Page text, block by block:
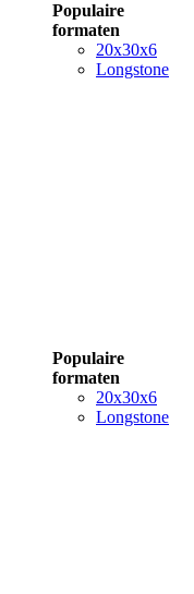
Populaire
formaten
20x30x6
Longstone
Populaire
formaten
20x30x6
Longstone